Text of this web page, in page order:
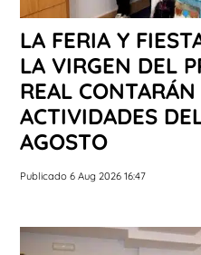
LA FERIA Y
LA VIRGEN DEL
REAL
ACTIVIDADES
AGOSTO
Publicado 6 Aug 2026 16:47